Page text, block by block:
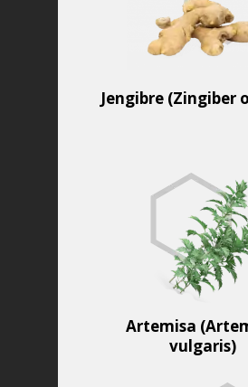
Jengibre (Zingiber
Artemisa
vulgaris)